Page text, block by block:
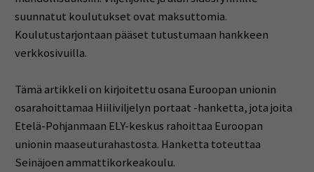
suunnatut koulutukset ovat maksuttomia.
Koulutustarjontaan pääset tutustumaan hankkeen
verkkosivuilla.
Tämä artikkeli on kirjoitettu osana Euroopan unionin
osarahoittamaa Hiiliviljelyn portaat -hanketta, jota joita
Etelä-Pohjanmaan ELY-keskus rahoittaa Euroopan
unionin maaseuturahastosta. Hanketta toteuttaa
Seinäjoen ammattikorkeakoulu.